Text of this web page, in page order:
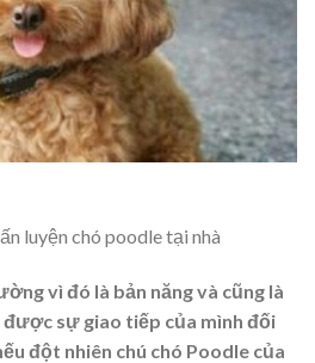
luyện chó poodle tại nhà
vì đó là bản năng và cũng là
được sự giao tiếp của mình đối
đột nhiên chú chó Poodle của